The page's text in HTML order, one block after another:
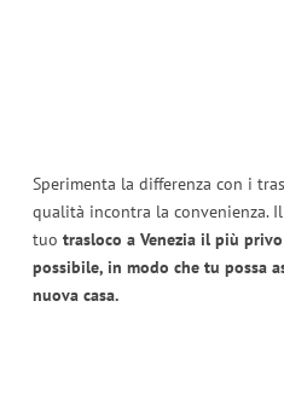
Sperimenta la differenza con i
qualità incontra la convenienza.
tuo trasloco a Venezia il più
possibile, in modo che tu possa
nuova casa.